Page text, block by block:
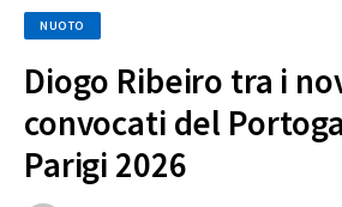
NUOTO
Diogo Ribeiro tra i
convocati del
Parigi 2026